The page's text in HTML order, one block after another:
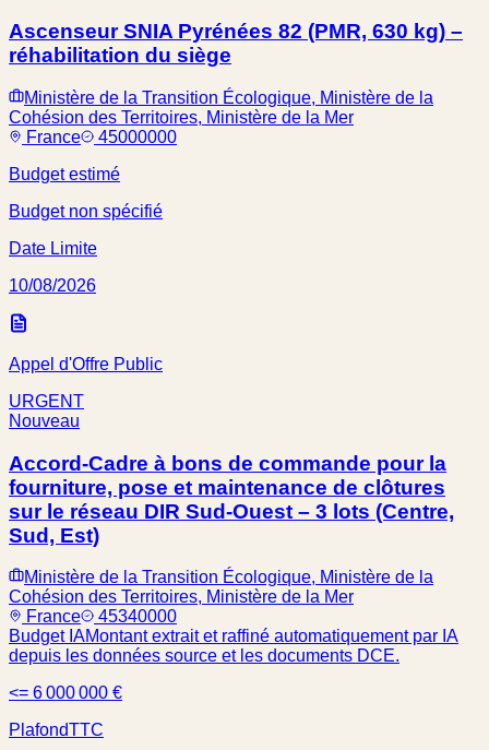
Ascenseur SNIA Pyrénées 82 (PMR, 630 kg) –
réhabilitation du siège
Ministère de la Transition Écologique, Ministère de la
Cohésion des Territoires, Ministère de la Mer
France
45000000
Budget estimé
Budget non spécifié
Date Limite
10/08/2026
Appel d'Offre Public
URGENT
Nouveau
Accord-Cadre à bons de commande pour la
fourniture, pose et maintenance de clôtures
sur le réseau DIR Sud-Ouest – 3 lots (Centre,
Sud, Est)
Ministère de la Transition Écologique, Ministère de la
Cohésion des Territoires, Ministère de la Mer
France
45340000
Budget IAMontant extrait et raffiné automatiquement par IA
depuis les données source et les documents DCE.
<= 6 000 000 €
PlafondTTC